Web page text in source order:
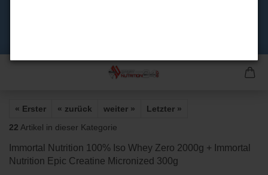
« Erster « zurück weiter »
Letzter »
22 Artikel in dieser Kategorie
Immortal Nutrition 100% Iso Whey Zero 2000g + Immortal
Nutrition Epic Creatine Micronized 300g